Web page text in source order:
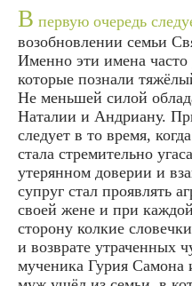
В первую очередь
возобновлении семьи
Именно эти имена
которые познали
Не меньшей силой
Наталии и Андриану.
следует в то время,
стала стремительно
утерянном доверии и
супруг стал проявлять
своей жене и при каждой
сторону колкие
и возврате утраченных
мученика Гурия Самона